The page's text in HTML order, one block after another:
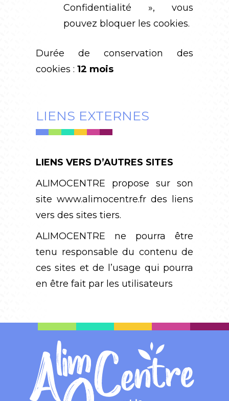
Confidentialité », vous
pouvez bloquer les cookies.
Durée de conservation des
cookies : 12 mois
LIENS EXTERNES
LIENS VERS D’AUTRES SITES
ALIMOCENTRE propose sur son
site www.alimocentre.fr des liens
vers des sites tiers.
ALIMOCENTRE ne pourra être
tenu responsable du contenu de
ces sites et de l’usage qui pourra
en être fait par les utilisateurs